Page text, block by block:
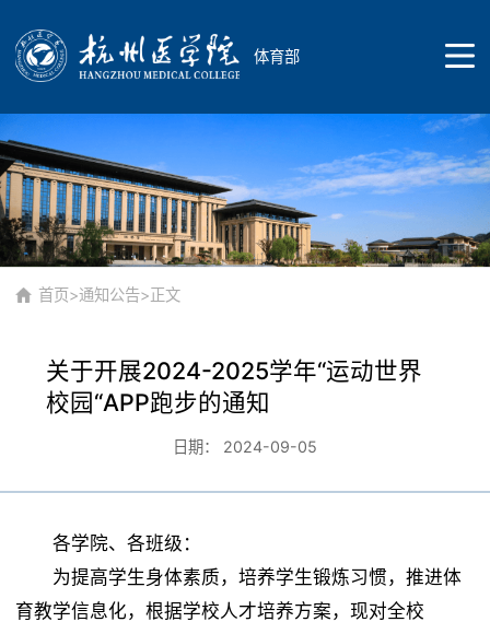
体育部
首页
院部概况
院部简介
师资队伍
体育场馆
临安校区
课程建设
首页>通知公告>正文
关于开展2024-2025学年“运动世界
校园“APP跑步的通知
日期： 2024-09-05
各学院、各班级：
为提高学生身体素质，培养学生锻炼习惯，推进体
育教学信息化，根据学校人才培养方案，现对全校